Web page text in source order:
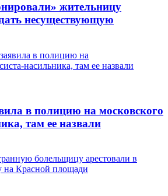
жительницу
несуществующую
в полицию на московского
там ее назвали